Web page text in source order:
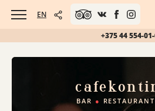
EN
+375 44 554-
cafe
BAR ● RESTAURANT